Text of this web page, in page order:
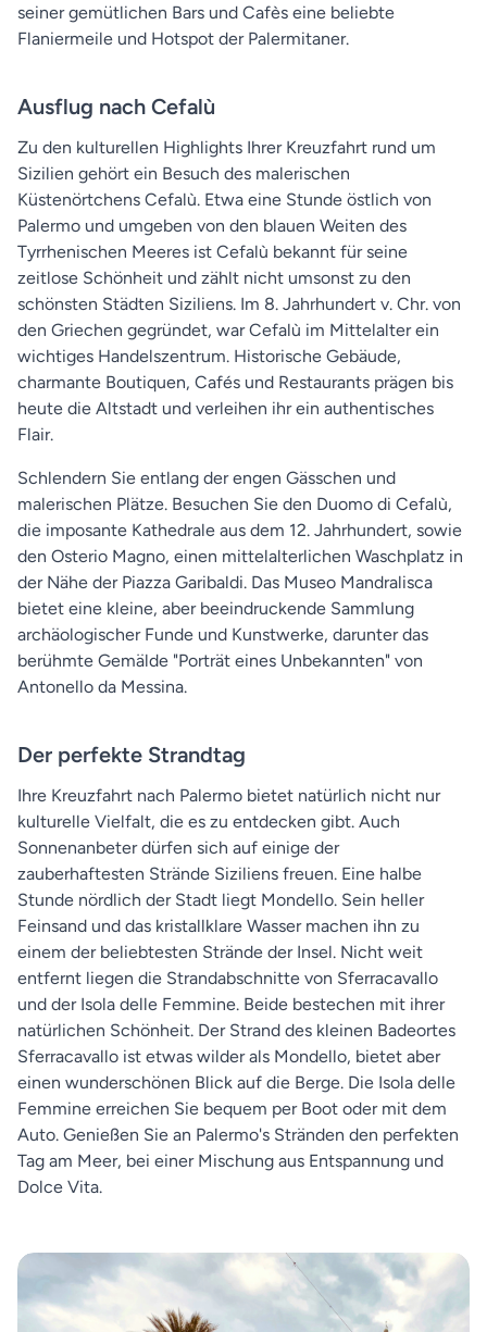
seiner gemütlichen Bars und Cafès eine beliebte
Flaniermeile und Hotspot der Palermitaner.
Ausflug nach Cefalù
Zu den kulturellen Highlights Ihrer Kreuzfahrt rund um
Sizilien gehört ein Besuch des malerischen
Küstenörtchens Cefalù. Etwa eine Stunde östlich von
Palermo und umgeben von den blauen Weiten des
Tyrrhenischen Meeres ist Cefalù bekannt für seine
zeitlose Schönheit und zählt nicht umsonst zu den
schönsten Städten Siziliens. Im 8. Jahrhundert v. Chr. von
den Griechen gegründet, war Cefalù im Mittelalter ein
wichtiges Handelszentrum. Historische Gebäude,
charmante Boutiquen, Cafés und Restaurants prägen bis
heute die Altstadt und verleihen ihr ein authentisches
Flair.
Schlendern Sie entlang der engen Gässchen und
malerischen Plätze. Besuchen Sie den Duomo di Cefalù,
die imposante Kathedrale aus dem 12. Jahrhundert, sowie
den Osterio Magno, einen mittelalterlichen Waschplatz in
der Nähe der Piazza Garibaldi. Das Museo Mandralisca
bietet eine kleine, aber beeindruckende Sammlung
archäologischer Funde und Kunstwerke, darunter das
berühmte Gemälde "Porträt eines Unbekannten" von
Antonello da Messina.
Der perfekte Strandtag
Ihre Kreuzfahrt nach Palermo bietet natürlich nicht nur
kulturelle Vielfalt, die es zu entdecken gibt. Auch
Sonnenanbeter dürfen sich auf einige der
zauberhaftesten Strände Siziliens freuen. Eine halbe
Stunde nördlich der Stadt liegt Mondello. Sein heller
Feinsand und das kristallklare Wasser machen ihn zu
einem der beliebtesten Strände der Insel. Nicht weit
entfernt liegen die Strandabschnitte von Sferracavallo
und der Isola delle Femmine. Beide bestechen mit ihrer
natürlichen Schönheit. Der Strand des kleinen Badeortes
Sferracavallo ist etwas wilder als Mondello, bietet aber
einen wunderschönen Blick auf die Berge. Die Isola delle
Femmine erreichen Sie bequem per Boot oder mit dem
Auto. Genießen Sie an Palermo's Stränden den perfekten
Tag am Meer, bei einer Mischung aus Entspannung und
Dolce Vita.